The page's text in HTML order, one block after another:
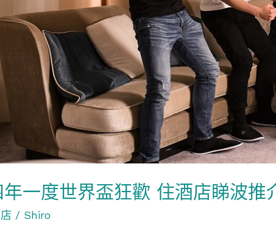
年一度世界盃狂歡 住酒店睇波推
/ Shiro